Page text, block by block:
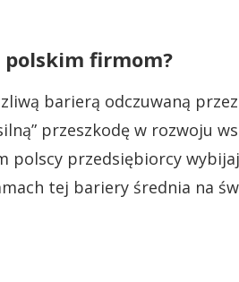
polskim firmom?
barierą odczuwaną
przeszkodę w rozwoju
polscy przedsiębiorcy
tej bariery średnia na